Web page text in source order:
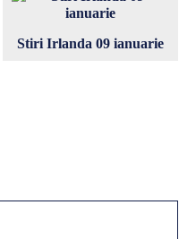
Stiri Irlanda 09 ianuarie